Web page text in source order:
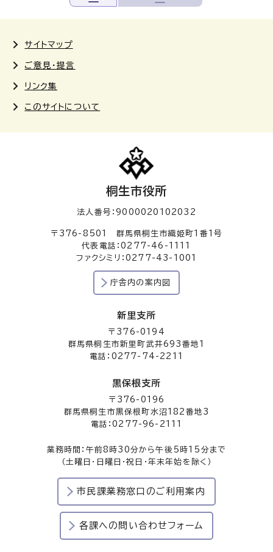
サイトマップ
ご意見・提言
リンク集
このサイトについて
桐生市役所
法人番号：9000020102032
〒376-8501 群馬県桐生市織姫町1番1号
代表電話：0277-46-1111
ファクシミリ：0277-43-1001
庁舎内の案内図
新里支所
〒376-0194
群馬県桐生市新里町武井693番地1
電話：0277-74-2211
黒保根支所
〒376-0196
群馬県桐生市黒保根町水沼182番地3
電話：0277-96-2111
業務時間：午前8時30分から午後5時15分まで
（土曜日・日曜日・祝日・年末年始を除く）
市民課業務窓口のご利用案内
各課への問い合わせフォーム